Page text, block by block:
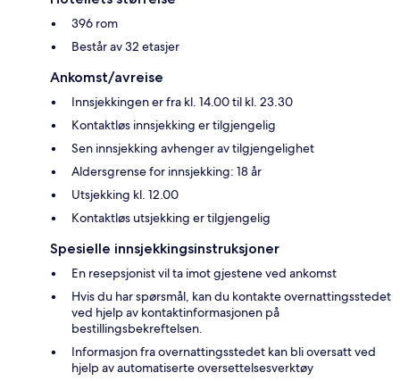
396 rom
Består av 32 etasjer
Ankomst/avreise
Innsjekkingen er fra kl. 14.00 til kl. 23.30
Kontaktløs innsjekking er tilgjengelig
Sen innsjekking avhenger av tilgjengelighet
Aldersgrense for innsjekking: 18 år
Utsjekking kl. 12.00
Kontaktløs utsjekking er tilgjengelig
Spesielle innsjekkingsinstruksjoner
En resepsjonist vil ta imot gjestene ved ankomst
Hvis du har spørsmål, kan du kontakte overnattingsstedet
ved hjelp av kontaktinformasjonen på
bestillingsbekreftelsen.
Informasjon fra overnattingsstedet kan bli oversatt ved
hjelp av automatiserte oversettelsesverktøy